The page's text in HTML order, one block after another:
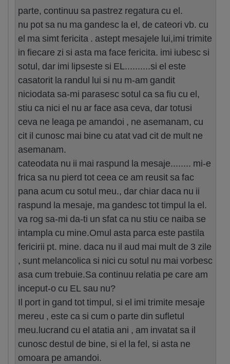
parte, continuu sa pastrez regatura cu el.
nu pot sa nu ma gandesc la el, de cateori vb. cu
el ma simt fericita . astept mesajele lui,imi trimite
in fiecare zi si asta ma face fericita. imi iubesc si
sotul, dar imi lipseste si EL..........si el este
casatorit la randul lui si nu m-am gandit
niciodata sa-mi parasesc sotul ca sa fiu cu el,
stiu ca nici el nu ar face asa ceva, dar totusi
ceva ne leaga pe amandoi , ne asemanam, cu
cit il cunosc mai bine cu atat vad cit de mult ne
asemanam.
cateodata nu ii mai raspund la mesaje........ mi-e
frica sa nu pierd tot ceea ce am reusit sa fac
pana acum cu sotul meu., dar chiar daca nu ii
raspund la mesaje, ma gandesc tot timpul la el.
va rog sa-mi da-ti un sfat ca nu stiu ce naiba se
intampla cu mine.Omul asta parca este pastila
fericirii pt. mine. daca nu il aud mai mult de 3 zile
, sunt melancolica si nici cu sotul nu mai vorbesc
asa cum trebuie.Sa continuu relatia pe care am
inceput-o cu EL sau nu?
Il port in gand tot timpul, si el imi trimite mesaje
mereu , este ca si cum o parte din sufletul
meu.lucrand cu el atatia ani , am invatat sa il
cunosc destul de bine, si el la fel, si asta ne
omoara pe amandoi.